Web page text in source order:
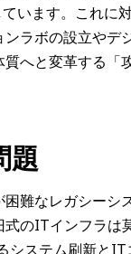
います。これに
ラボの設立やデ
へと変革する「
題
難なレガシーシ
のITインフラは
システム刷新と